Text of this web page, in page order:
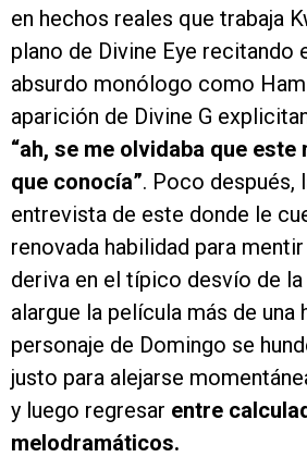
en hechos reales que trabaja
plano de Divine Eye recitando
absurdo monólogo como
aparición de Divine G
“ah, se me olvidaba que este
que conocía”. Poco después,
entrevista de este donde le
renovada habilidad para
deriva en el típico desvío de
alargue la película más de una
personaje de Domingo se
justo para alejarse
y luego regresar entre
melodramáticos.